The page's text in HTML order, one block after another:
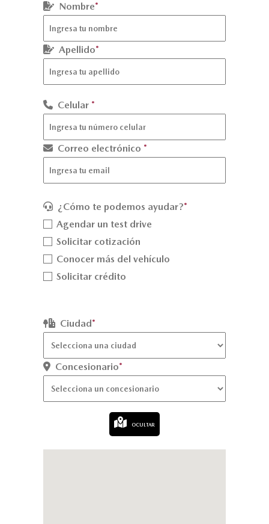
Nombre*
Apellido*
Celular *
Correo electrónico *
¿Cómo te podemos ayudar?*
Agendar un test drive
Solicitar cotización
Conocer más del vehículo
Solicitar crédito
Ciudad*
Concesionario*
OCULTAR